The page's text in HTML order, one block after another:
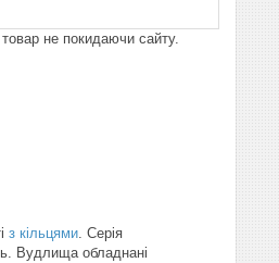
не покидаючи сайту.
з кільцями. Серія
Вудлища обладнані